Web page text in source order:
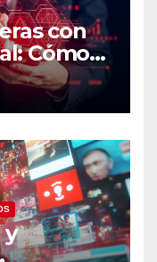
con
Cómo
y
y